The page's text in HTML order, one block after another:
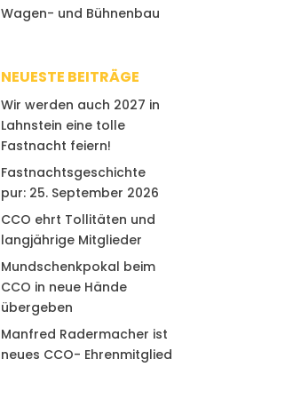
Wagen- und Bühnenbau
NEUESTE BEITRÄGE
Wir werden auch 2027 in
Lahnstein eine tolle
Fastnacht feiern!
Fastnachtsgeschichte
pur: 25. September 2026
CCO ehrt Tollitäten und
langjährige Mitglieder
Mundschenkpokal beim
CCO in neue Hände
übergeben
Manfred Radermacher ist
neues CCO- Ehrenmitglied